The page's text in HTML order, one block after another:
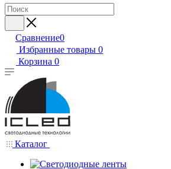
Сравнение0
Избранные товары 0
Корзина 0
Каталог